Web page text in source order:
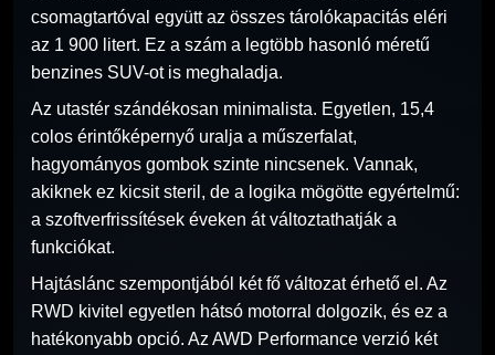
csomagtartóval együtt az összes tárolókapacitás eléri
az 1 900 litert. Ez a szám a legtöbb hasonló méretű
benzines SUV-ot is meghaladja.
Az utastér szándékosan minimalista. Egyetlen, 15,4
colos érintőképernyő uralja a műszerfalat,
hagyományos gombok szinte nincsenek. Vannak,
akiknek ez kicsit steril, de a logika mögötte egyértelmű:
a szoftverfrissítések éveken át változtathatják a
funkciókat.
Hajtáslánc szempontjából két fő változat érhető el. Az
RWD kivitel egyetlen hátsó motorral dolgozik, és ez a
hatékonyabb opció. Az AWD Performance verzió két